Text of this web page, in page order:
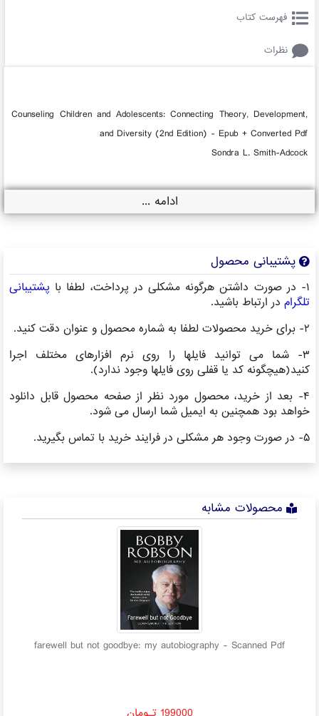
فهرست کتاب
نظرات
Counseling Children and Adolescents: Connecting Theory, Development,
and Diversity (2nd Edition) - Epub + Converted Pdf
Sondra L. Smith-Adcock
ادامه ...
پشتیبانی محصول
پشتیبانی
تلگرامدر ارتباط باشید.
۳- شما می توانید فایلها را روی نرم افزارهای مختلف اجرا
کنید(هیچگونه کد یا قفلی روی فایلها وجود ندارد).
۴- بعد از خرید، محصول مورد نظر از صفحه محصول قابل دانلود
خواهد بود همچنین به ایمیل شما ارسال می شود.
محصولات مشابه
farewell but not goodbye: my autobiography - Scanned Pdf